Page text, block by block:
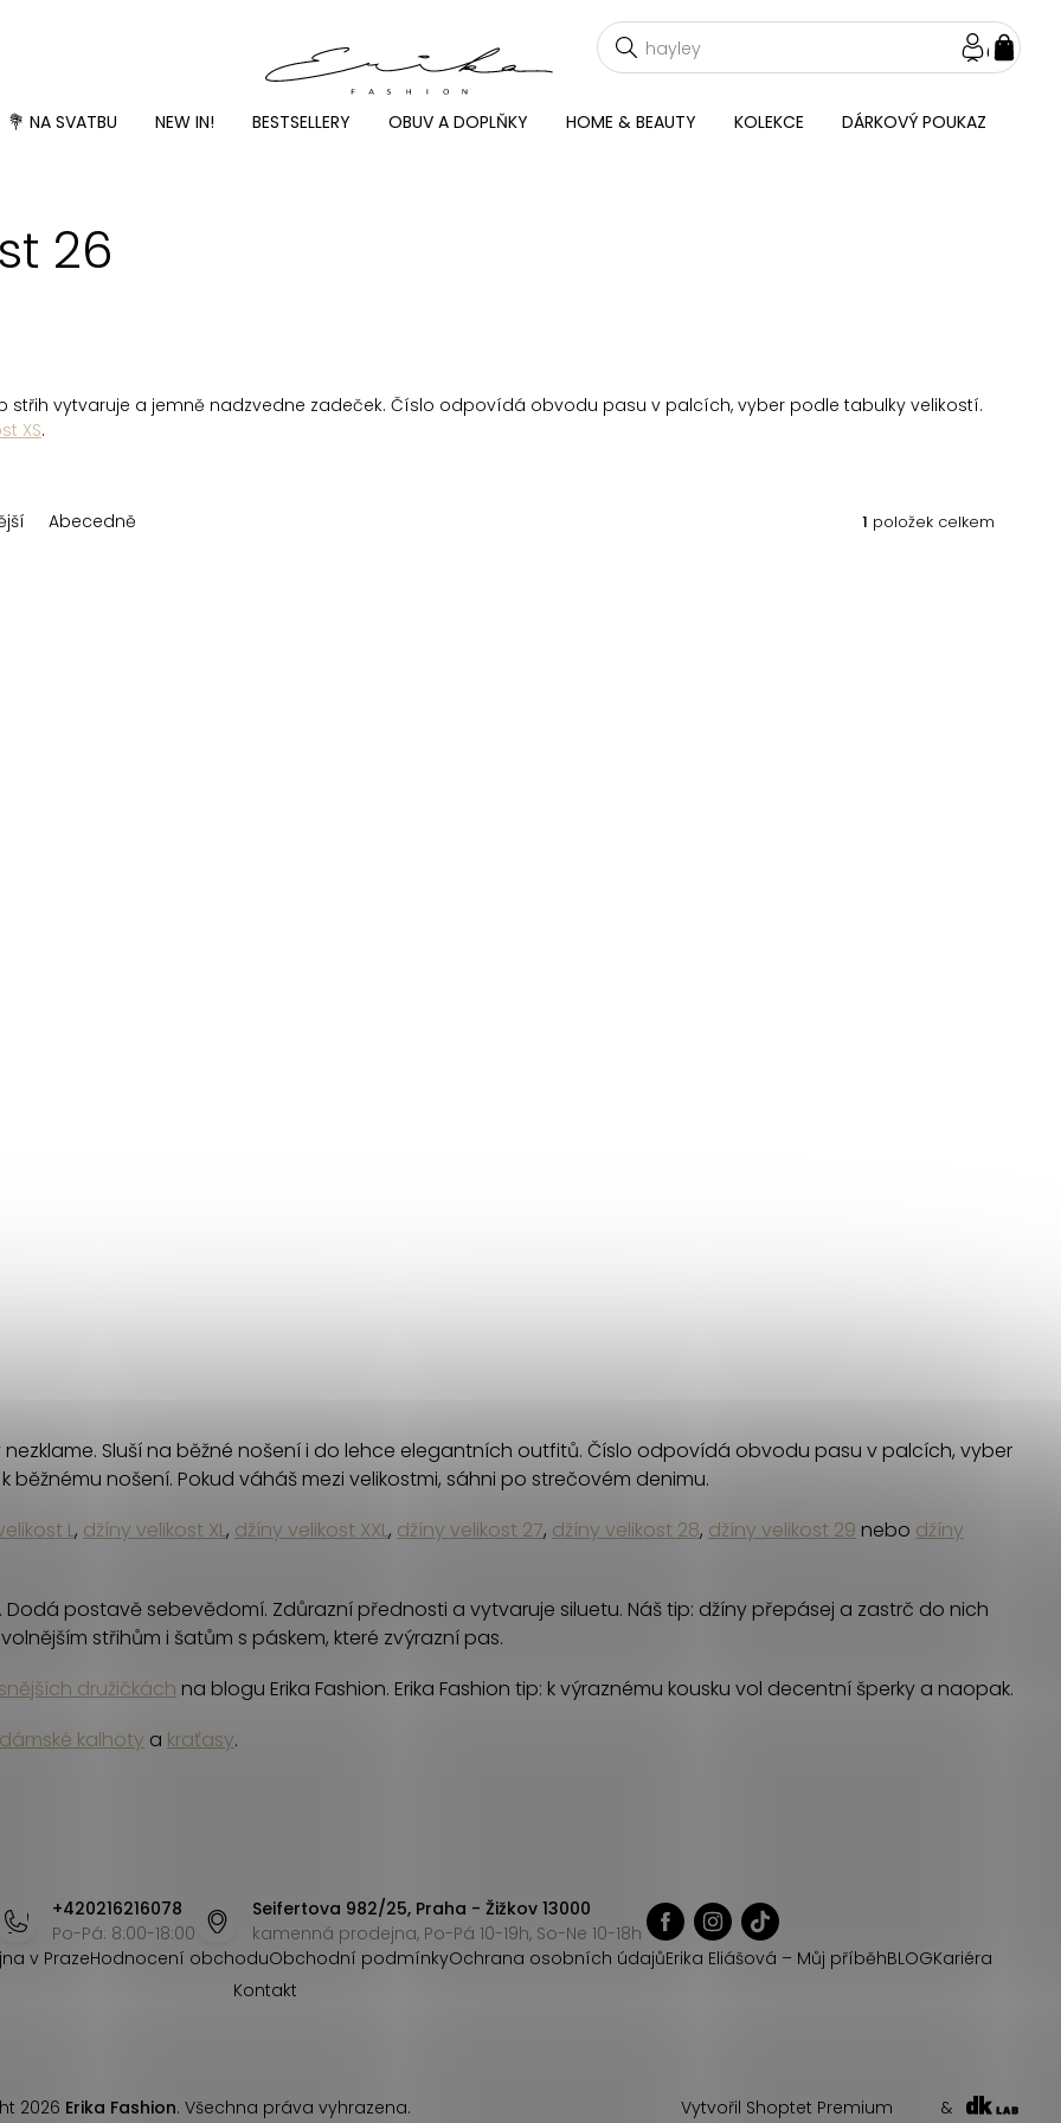
💐 NA SVATBU NEW IN! BESTSELLERY OBUV A DOPLŇKY HOME & BEAUTY KOLEKCE DÁRKOVÝ POUKAZ
26
střih vytvaruje a jemně nadzvedne zadeček. Číslo odpovídá obvodu pasu v palcích, vyber podle tabulky velikostí.
XS.
Abecedně 1 položek celkem
nezklame. Sluší na běžné nošení i do lehce elegantních outfitů. Číslo odpovídá obvodu pasu v palcích, vyber
běžnému nošení. Pokud váháš mezi velikostmi, sáhni po strečovém denimu.
L, džíny velikost XL, džíny velikost XXL, džíny velikost 27, džíny velikost 28, džíny velikost 29 nebo džíny
postavě sebevědomí. Zdůrazní přednosti a vytvaruje siluetu. Náš tip: džíny přepásej a zastrč do nich
střihům i šatům s páskem, které zvýrazní pas.
družičkách na blogu Erika Fashion. Erika Fashion tip: k výraznému kousku vol decentní šperky a naopak.
dámské kalhoty a kraťasy.
+420216216078
Po-Pá: 8:00-18:00
Seifertova 982/25, Praha - Žižkov 13000
kamenná prodejna, Po-Pá 10-19h, So-Ne 10-18h
v PrazeHodnocení obchoduObchodní podmínkyOchrana osobních údajůErika Eliášová – Můj příběhBLOGKariéra
Kontakt
Vytvořil Shoptet Premium &
2026 Erika Fashion. Všechna práva vyhrazena.